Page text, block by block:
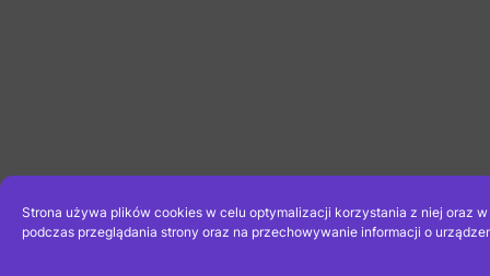
Strona używa plików cookies w celu optymalizacji korzystania z niej oraz
podczas przeglądania strony oraz na przechowywanie informacji o